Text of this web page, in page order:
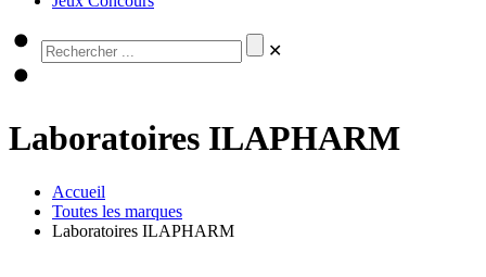
✕
Laboratoires ILAPHARM
Accueil
Toutes les marques
Laboratoires ILAPHARM